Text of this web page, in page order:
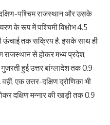
पश्चिम राजस्थान और उसके
के रूप में पश्चिमी विक्षोभ 4.5
ऊंचाई तक सक्रिय है. इसके साथ ही
राजस्थान से होकर मध्य प्रदेश,
हुई उत्तर बांग्लादेश तक 0.9
एक उत्तर-दक्षिण द्रोणिका भी
दक्षिण मन्नार की खाड़ी तक 0.9